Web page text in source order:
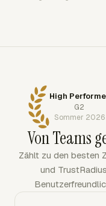
High
G2
Sommer 2026
Von Teams
Zählt zu den besten
und